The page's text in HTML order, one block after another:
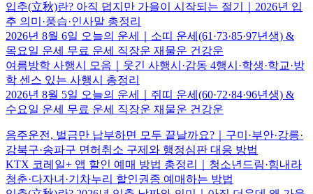
입추(立秋)란? 아직 덥지만 가을이 시작되는 절기｜2026년 입
추 의미·풍습·인사말 총정리
2026년 8월 6일 오늘의 운세｜소띠 운세(61·73·85·97년생) &
목요일 운세 무료 운세 직장운 재물운 건강운
여름방학 사행시 모음｜웃긴 사행시·감동 4행시·학생·학교·방
학 센스 있는 사행시 총정리
2026년 8월 5일 오늘의 운세｜쥐띠 운세(60·72·84·96년생) &
수요일 운세 무료 운세 직장운 재물운 건강운
음주운전, 벌금만 납부하면 모두 끝날까요?｜구미·부안·강릉·
강북구·송파구 면허취소 구제와 행정심판 대응 방법
KTX 코레일+ 앱 할인 예매 방법 총정리｜청소년드림·힘내라
청춘·다자녀·기차누리 할인권종 예매하는 방법